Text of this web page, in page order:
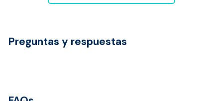
Preguntas y respuestas